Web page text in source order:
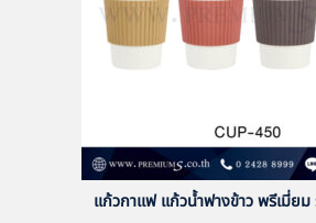
แก้วกาแฟ แก้วน้ำฟางข้าว พรีเมี่ย